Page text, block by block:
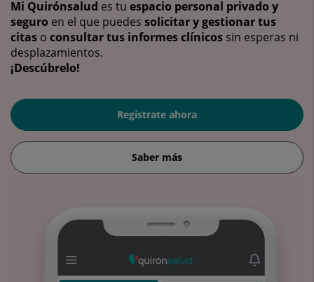
Mi Quirónsalud es tu espacio personal privado y
seguro en el que puedes solicitar y gestionar tus
citas o consultar tus informes clínicos sin esperas ni
desplazamientos.
¡Descúbrelo!
Regístrate ahora
Saber más